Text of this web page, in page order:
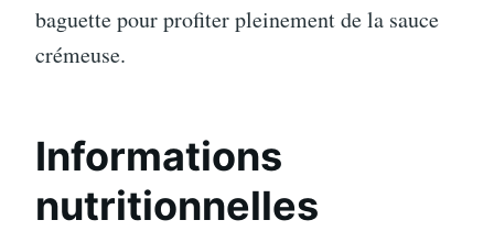
baguette pour profiter pleinement de la sauce
crémeuse.
Informations
nutritionnelles